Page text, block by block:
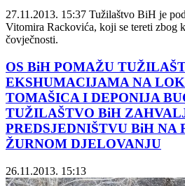
27.11.2013. 15:37 Tužilaštvo BiH je
Vitomira Rackovića, koji se tereti zbog
čovječnosti.
OS BiH POMAŽU
EKSHUMACIJAMA NA
TOMAŠICA I DEPONIJA
TUŽILAŠTVO BiH
PREDSJEDNIŠTVU BiH NA
ŽURNOM DJELOVANJU
26.11.2013. 15:13